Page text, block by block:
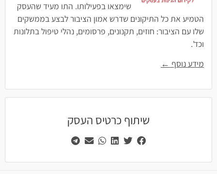
שימצאו בפעילותו. התו מעיד שהעסק
הטמיע את כל התיקונים שדרש אמון הציבור לבצע בממשקים
שלו עם הציבור: חוזים, תקנונים, פרסומים, נהלי טיפול בתלונות
וכד'.
מידע נוסף ←
שיתוף כרטיס העסק